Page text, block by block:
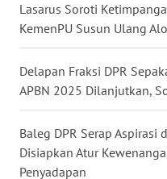
Lasarus Soroti
KemenPU Susun Ulang
Delapan Fraksi DPR
APBN 2025 Dilanjutkan,
Baleg DPR Serap Aspirasi
Disiapkan Atur
Penyadapan
SULUT
MALUKU
MALUT